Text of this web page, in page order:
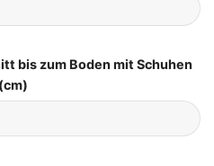
bis zum Boden mit Schuhen
(cm)